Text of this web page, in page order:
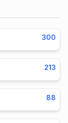
300
213
88